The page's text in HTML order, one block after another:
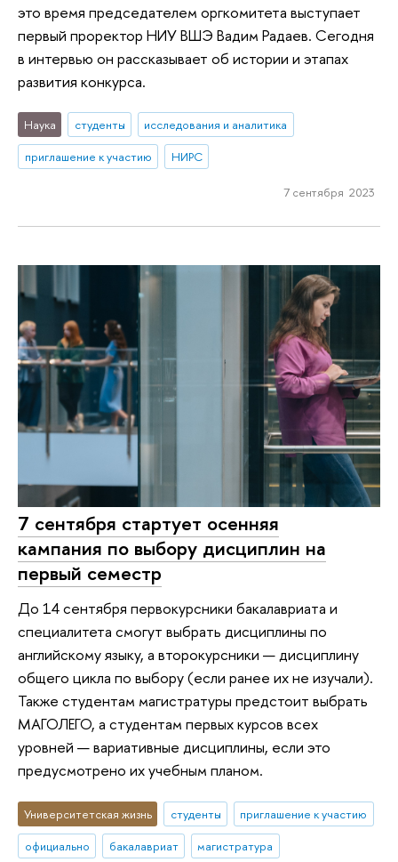
это время председателем оргкомитета выступает
первый проректор НИУ ВШЭ Вадим Радаев. Сегодня
в интервью он рассказывает об истории и этапах
развития конкурса.
Наука студенты
исследования и аналитика
приглашение к участию
НИРС
7 сентября 2023
7 сентября стартует осенняя
кампания по выбору дисциплин на
первый семестр
До 14 сентября первокурсники бакалавриата и
специалитета смогут выбрать дисциплины по
английскому языку, а второкурсники — дисциплину
общего цикла по выбору (если ранее их не изучали).
Также студентам магистратуры предстоит выбрать
МАГОЛЕГО, а студентам первых курсов всех
уровней — вариативные дисциплины, если это
предусмотрено их учебным планом.
Университетская жизнь студенты
приглашение к участию
официально
бакалавриат магистратура